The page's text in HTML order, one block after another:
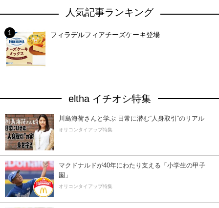
人気記事ランキング
フィラデルフィアチーズケーキ登場
eltha イチオシ特集
川島海荷さんと学ぶ 日常に潜む“人身取引”のリアル
オリコンタイアップ特集
マクドナルドが40年にわたり支える「小学生の甲子
園」
オリコンタイアップ特集